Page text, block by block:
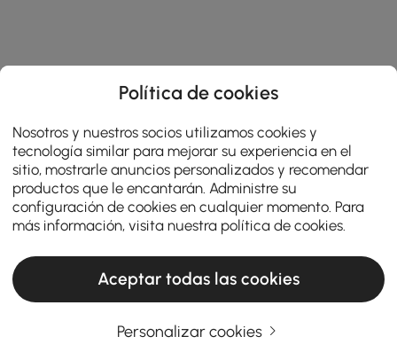
Política de cookies
Nosotros y nuestros socios utilizamos cookies y
tecnología similar para mejorar su experiencia en el
sitio, mostrarle anuncios personalizados y recomendar
productos que le encantarán. Administre su
configuración de cookies en cualquier momento. Para
más información, visita nuestra política de cookies
Aceptar todas las cookies
Personalizar cookies